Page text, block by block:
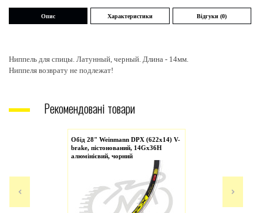
Опис Характеристики Відгуки (0)
Ниппель для спицы. Латунный, черный. Длина - 14мм.
Ниппеля возврату не подлежат!
Рекомендовані товари
Обід 28" Weinmann DPX (622x14) V-
brake, пістонований, 14Gх36H
алюмінієвий, чорний